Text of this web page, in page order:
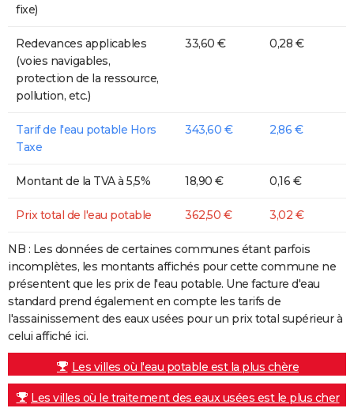
fixe)
Redevances applicables
(voies navigables,
protection de la ressource,
pollution, etc.)
33,60 € 0,28 €
Tarif de l'eau potable Hors
Taxe
343,60 € 2,86 €
Montant de la TVA à 5,5% 18,90 € 0,16 €
Prix total de l'eau potable 362,50 € 3,02 €
NB : Les données de certaines communes étant parfois
incomplètes, les montants affichés pour cette commune ne
présentent que les prix de l'eau potable. Une facture d'eau
standard prend également en compte les tarifs de
l'assainissement des eaux usées pour un prix total supérieur à
celui affiché ici.
Les villes où l'eau potable est la plus chère
Les villes où le traitement des eaux usées est le plus cher